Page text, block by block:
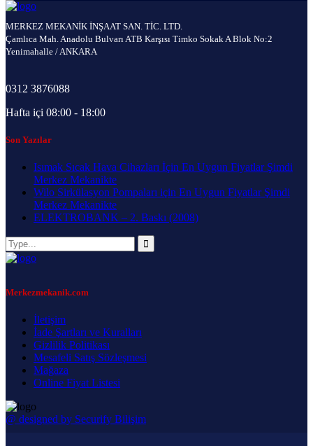
MERKEZ MEKANİK İNŞAAT SAN. TİC. LTD.
Çamlıca Mah. Anadolu Bulvarı ATB Karşısı Timko Sokak A Blok No:2
Yenimahalle / ANKARA
0312 3876088
Hafta içi 08:00 - 18:00
Son Yazılar
Isımak Sıcak Hava Cihazları İçin En Uygun Fiyatlar Şimdi
Merkez Mekanikte
Wilo Sirkülasyon Pompaları için En Uygun Fiyatlar Şimdi
Merkez Mekanikte
ELEKTROBANK – 2. Baskı (2008)
Merkezmekanik.com
İletişim
İade Şartları ve Kuralları
Gizlilik Politikası
Mesafeli Satış Sözleşmesi
Mağaza
Online Fiyat Listesi
@ designed by Securify Bilişim